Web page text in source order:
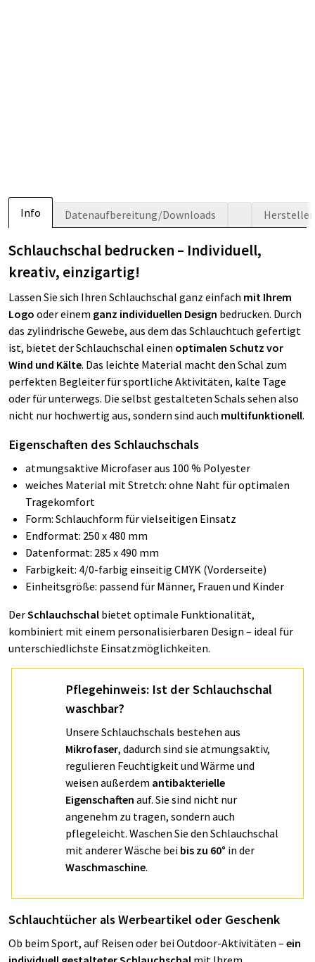
Info Datenaufbereitung/Downloads
Schlauchschal bedrucken – Individuell,
kreativ, einzigartig!
Lassen Sie sich Ihren Schlauchschal ganz einfach mit Ihrem
Logo oder einem ganz individuellen Design bedrucken. Durch
das zylindrische Gewebe, aus dem das Schlauchtuch gefertigt
ist, bietet der Schlauchschal einen optimalen Schutz vor
Wind und Kälte. Das leichte Material macht den Schal zum
perfekten Begleiter für sportliche Aktivitäten, kalte Tage
oder für unterwegs. Die selbst gestalteten Schals sehen also
nicht nur hochwertig aus, sondern sind auch multifunktionell.
Eigenschaften des Schlauchschals
atmungsaktive Microfaser aus 100 % Polyester
weiches Material mit Stretch: ohne Naht für optimalen
Tragekomfort
Form: Schlauchform für vielseitigen Einsatz
Endformat: 250 x 480 mm
Datenformat: 285 x 490 mm
Farbigkeit: 4/0-farbig einseitig CMYK (Vorderseite)
Einheitsgröße: passend für Männer, Frauen und Kinder
DerSchlauchschal bietet optimale Funktionalität,
kombiniert mit einem personalisierbaren Design – ideal für
unterschiedlichste Einsatzmöglichkeiten.
Pflegehinweis: Ist der Schlauchschal
waschbar?
Unsere Schlauchschals bestehen aus
Mikrofaser, dadurch sind sie atmungsaktiv,
regulieren Feuchtigkeit und Wärme und
weisen außerdem antibakterielle
Eigenschaften auf. Sie sind nicht nur
angenehm zu tragen, sondern auch
pflegeleicht. Waschen Sie den Schlauchschal
mit anderer Wäsche bei bis zu 60° in der
Waschmaschine.
Schlauchtücher als Werbeartikel oder Geschenk
Ob beim Sport, auf Reisen oder bei Outdoor-Aktivitäten – ein